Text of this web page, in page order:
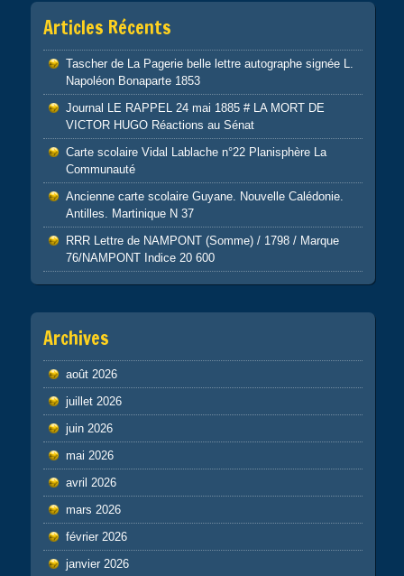
Articles Récents
Tascher de La Pagerie belle lettre autographe signée L.
Napoléon Bonaparte 1853
Journal LE RAPPEL 24 mai 1885 # LA MORT DE
VICTOR HUGO Réactions au Sénat
Carte scolaire Vidal Lablache n°22 Planisphère La
Communauté
Ancienne carte scolaire Guyane. Nouvelle Calédonie.
Antilles. Martinique N 37
RRR Lettre de NAMPONT (Somme) / 1798 / Marque
76/NAMPONT Indice 20 600
Archives
août 2026
juillet 2026
juin 2026
mai 2026
avril 2026
mars 2026
février 2026
janvier 2026